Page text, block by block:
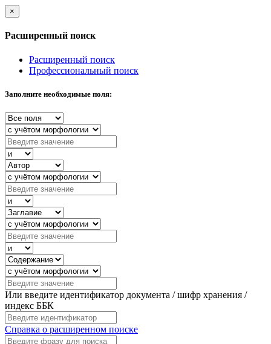
×
Расширенный поиск
Расширенный поиск
Профессиональный поиск
Заполните необходимые поля:
Или введите идентификатор документа / шифр хранения /
индекс ББК
Справка о расширенном поиске